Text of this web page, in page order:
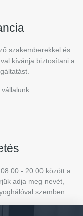
szakemberekkel és
kívánja biztosítani a
- 20:00 között a
adja meg nevét,
szemben.